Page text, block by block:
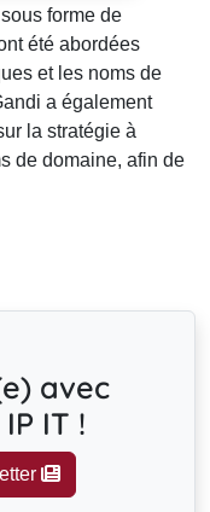
forme de
été abordées
et les noms de
a également
la stratégie à
de domaine, afin de
avec
IT !